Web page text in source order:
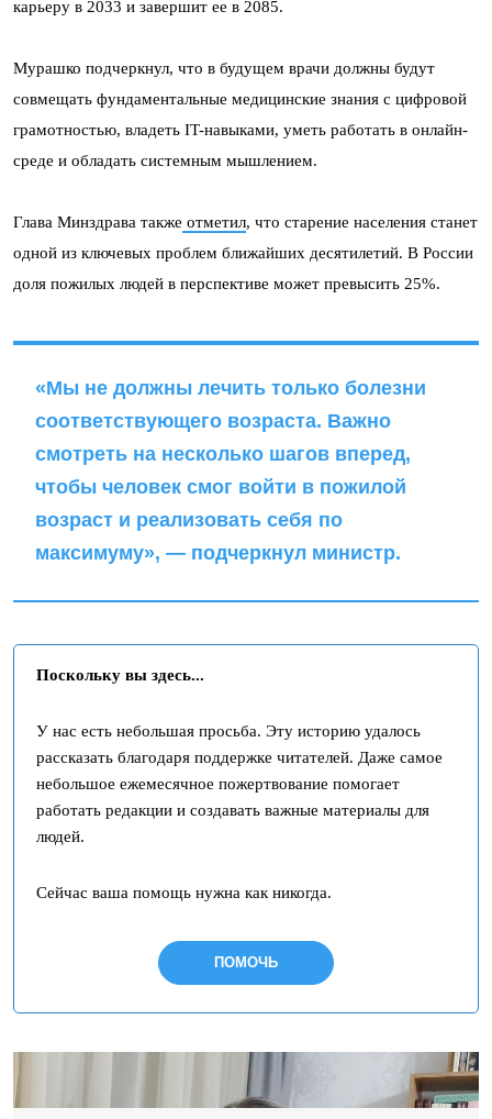
карьеру в 2033 и завершит ее в 2085.
Мурашко подчеркнул, что в будущем врачи должны будут
совмещать фундаментальные медицинские знания с цифровой
грамотностью, владеть IT-навыками, уметь работать в онлайн-
среде и обладать системным мышлением.
Глава Минздрава также отметил, что старение населения станет
одной из ключевых проблем ближайших десятилетий. В России
доля пожилых людей в перспективе может превысить 25%.
«Мы не должны лечить только болезни
соответствующего возраста. Важно
смотреть на несколько шагов вперед,
чтобы человек смог войти в пожилой
возраст и реализовать себя по
максимуму», — подчеркнул министр.
Поскольку вы здесь...
У нас есть небольшая просьба. Эту историю удалось
рассказать благодаря поддержке читателей. Даже самое
небольшое ежемесячное пожертвование помогает
работать редакции и создавать важные материалы для
людей.
Сейчас ваша помощь нужна как никогда.
ПОМОЧЬ